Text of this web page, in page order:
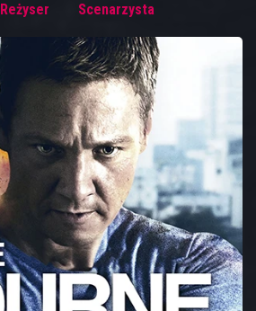
Reżyser Scenarzysta